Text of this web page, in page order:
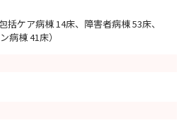
括ケア病棟 14床、障害者病棟 53床、
病棟 41床）